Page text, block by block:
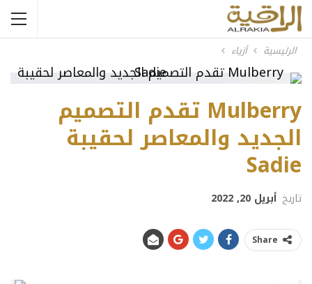
الرئيسية أزياء
Mulberry تقدم التصميم
الجديد والمعاصر لحقيبة
Sadie
تاريخ أبريل 20, 2022
Share